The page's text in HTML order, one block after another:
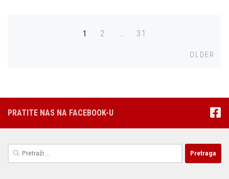
1 2 … 31
OLDER
PRATITE NAS NA FACEBOOK-U
Pretraga: